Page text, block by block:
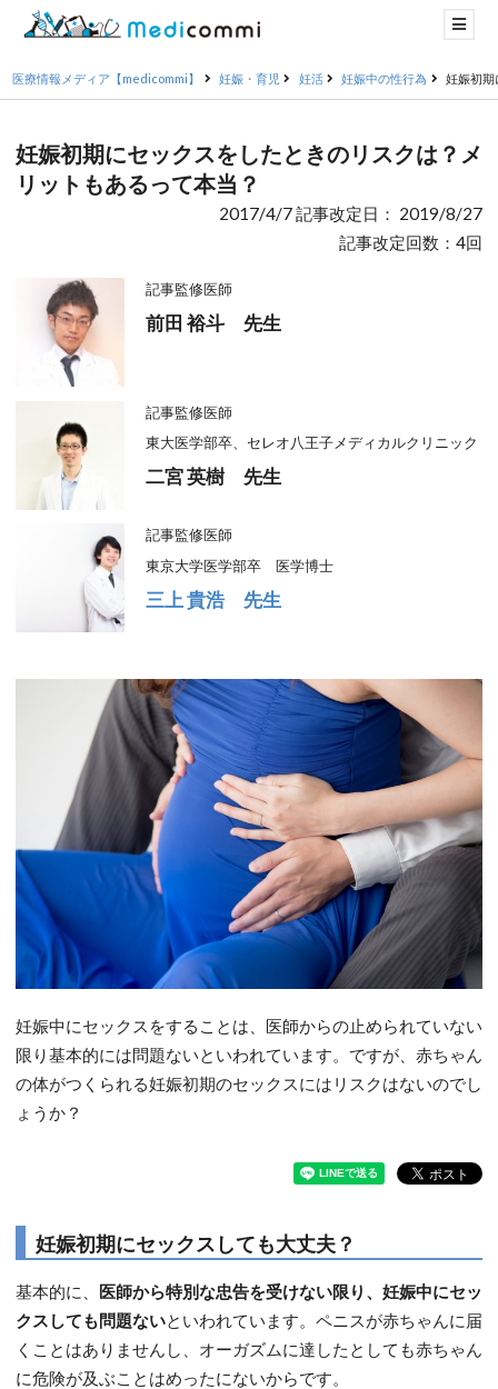
医療情報メディア【medicommi】 妊娠・育児 妊活 妊娠中の性行為 妊娠初期
妊娠初期にセックスをしたときのリスクは？メ
リットもあるって本当？
2017/4/7 記事改定日： 2019/8/27
記事改定回数：4回
記事監修医師
前田 裕斗 先生
記事監修医師
東大医学部卒、セレオ八王子メディカルクリニック
二宮 英樹 先生
記事監修医師
東京大学医学部卒 医学博士
三上 貴浩 先生
妊娠中にセックスをすることは、医師からの止められていない
限り基本的には問題ないといわれています。ですが、赤ちゃん
の体がつくられる妊娠初期のセックスにはリスクはないのでし
ょうか？
妊娠初期にセックスしても大丈夫？
基本的に、 医師から特別な忠告を受けない限り、妊娠中にセッ
クスしても問題ないといわれています。ペニスが赤ちゃんに届
くことはありませんし、オーガズムに達したとしても赤ちゃん
に危険が及ぶことはめったにないからです。